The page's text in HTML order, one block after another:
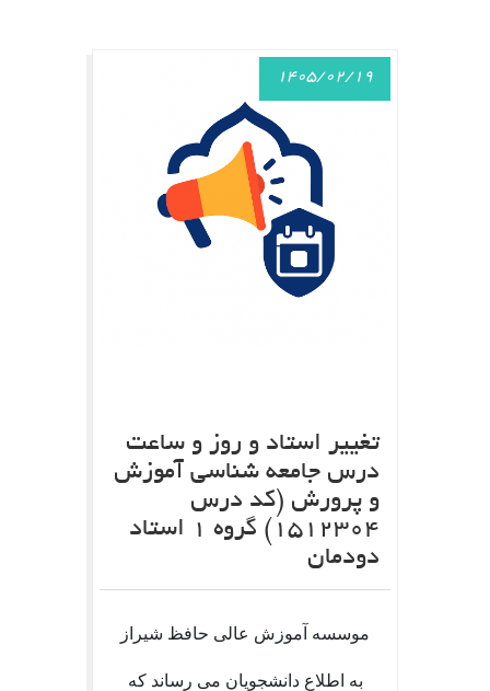
1405/02/19
تغییر استاد و روز و ساعت
درس جامعه شناسی آموزش
و پرورش (کد درس
1512304) گروه 1 استاد
دودمان
موسسه آموزش عالی حافظ شیراز
به اطلاع دانشجویان می رساند که